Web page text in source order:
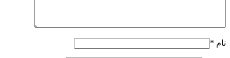
نام *